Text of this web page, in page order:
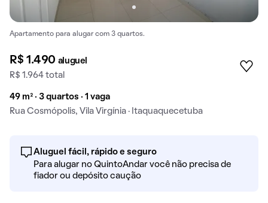
Apartamento para alugar com 3 quartos.
R$ 1.490 aluguel
R$ 1.964 total
49 m² · 3 quartos · 1 vaga
Rua Cosmópolis, Vila Virgínia · Itaquaquecetuba
Aluguel fácil, rápido e seguro
Para alugar no QuintoAndar você não precisa de
fiador ou depósito caução